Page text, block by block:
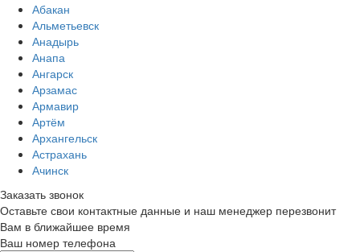
Абакан
Альметьевск
Анадырь
Анапа
Ангарск
Арзамас
Армавир
Артём
Архангельск
Астрахань
Ачинск
Заказать звонок
Оставьте свои контактные данные и наш менеджер перезвонит
Вам в ближайшее время
Ваш номер телефона